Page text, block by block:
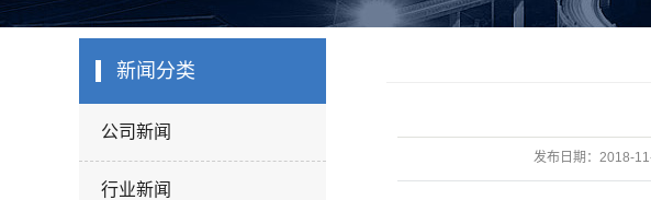
交通信号灯
统
机动车尾气遥感监测
灯杆系列
新闻分类
公司新闻
行业新闻
发布日期： 2018-